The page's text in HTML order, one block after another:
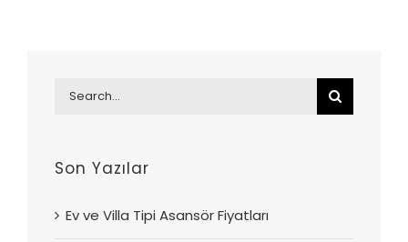
Search
Son Yazılar
Ev ve Villa Tipi Asansör Fiyatları